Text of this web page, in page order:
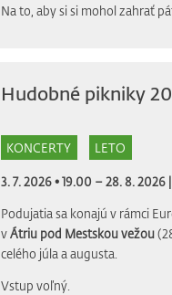
Na to, aby si si mohol zahrať
Hudobné pikniky
KONCERTY LETO
3. 7. 2026 • 19.00 – 28. 8. 2026 |
Podujatia sa konajú v rámci
vÁtriu pod Mestskou vežou
celého júla a augusta.
Vstup voľný.